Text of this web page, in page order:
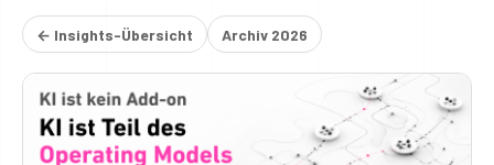
← Insights-Übersicht Archiv 2026